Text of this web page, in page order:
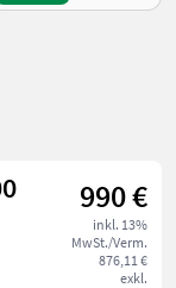
990 €
inkl. 13%
MwSt./Verm.
876,11 €
exkl.